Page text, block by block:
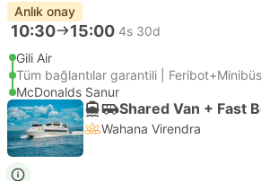
Anlık onay
10:30 15:00 4s 30d
Gili Air
Tüm bağlantılar garantili | Feribot+Minibüs
McDonalds Sanur
Shared Van + Fast
Wahana Virendra